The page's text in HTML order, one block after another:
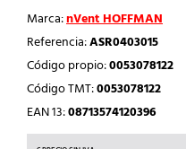
Marca:nVent HOFFMAN
Referencia:ASR0403015
Código propio:0053078122
Código TMT:0053078122
EAN 13:08713574120396